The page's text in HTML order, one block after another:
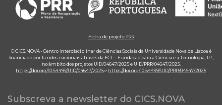
Ficha de projeto PRR
O CICS.NOVA - Centro Interdisciplinar de Ciências Sociais da Universidade Nova de Lisboa é
financiado por fundos nacionais através da FCT – Fundação para a Ciência e a Tecnologia, I.P.,
no âmbito dos projetos UID/04647/2025 e UID/PRR/04647/2025.
https://doi.org/10.54499/UID/04647/2025e https://doi.org/10.54499/UID/PRR/04647/2025
Subscreva a newsletter do CICS.NOVA